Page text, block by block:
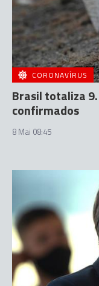
CORONAVÍRUS
Brasil totaliza
confirmados
8 Mai 08:45